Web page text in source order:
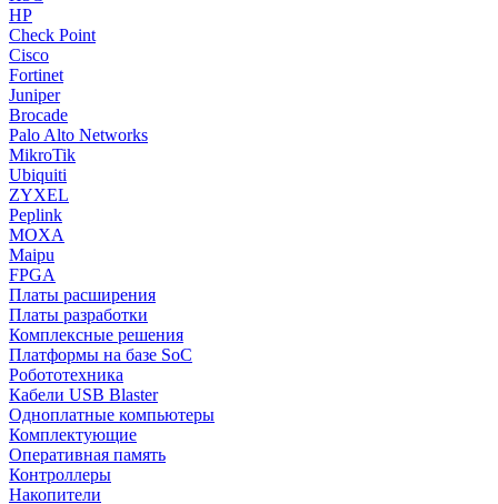
HP
Check Point
Cisco
Fortinet
Juniper
Brocade
Palo Alto Networks
MikroTik
Ubiquiti
ZYXEL
Peplink
MOXA
Maipu
FPGA
Платы расширения
Платы разработки
Комплексные решения
Платформы на базе SoC
Робототехника
Кабели USB Blaster
Одноплатные компьютеры
Комплектующие
Оперативная память
Контроллеры
Накопители